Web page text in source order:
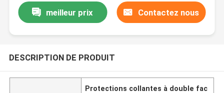
meilleur prix Contactez nous
DESCRIPTION DE PRODUIT
Protections collantes à double fac